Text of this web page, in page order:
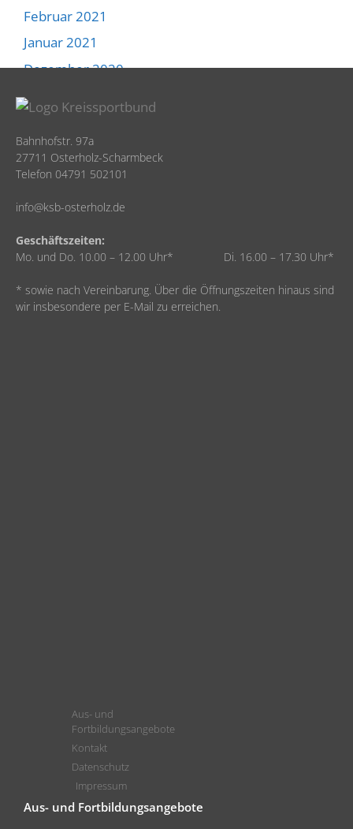
Februar 2021
Januar 2021
Dezember 2020
Bahnhofstr. 97a
27711 Osterholz-Scharmbeck
Telefon 04791 502101
info@ksb-osterholz.de
Geschäftszeiten:
Mo. und Do. 10.00 – 12.00 Uhr* Di. 16.00 – 17.30 Uhr*
* sowie nach Vereinbarung. Über die Öffnungszeiten hinaus sind
wir insbesondere per E-Mail zu erreichen.
Aus- und
Fortbildungsangebote
Kontakt
Datenschutz
Impressum
Aus- und Fortbildungsangebote